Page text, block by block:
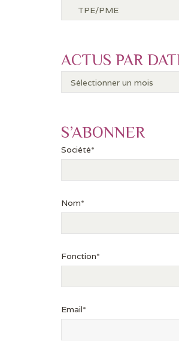
ACTUS PAR
S’ABONNER
Société*
Nom*
Fonction*
Email*